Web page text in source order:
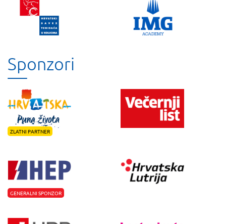
Sponzori
ZLATNI PARTNER
GENERALNI SPONZOR